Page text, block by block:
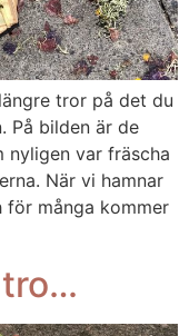
tror på det du
På bilden är de
var fräscha
När vi hamnar
många kommer
tro…